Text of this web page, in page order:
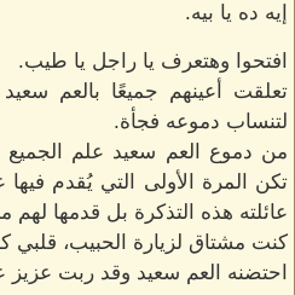
إيه ده يا بيه.
افتحوا وهتعرف يا راجل يا طيب.
تعلقت أعينهم جميعًا بالعم
لتنساب دموعه فجأة.
من دموع العم سعيد علم الجميع
تكن المرة الأولى التي يُقدم
عائلته هذه التذكرة بل قدمها لهم
كنت مشتاق لزيارة الحبيب، قلبي
احتضنه العم سعيد وقد ربت